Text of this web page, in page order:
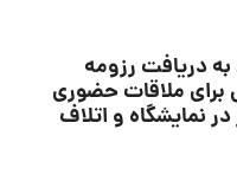
به دریافت رزومه
ملاقات حضوری
نمایشگاه و اتلاف